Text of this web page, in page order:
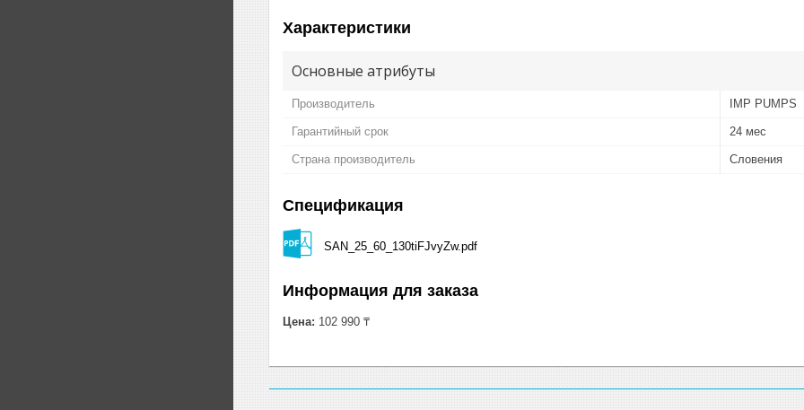
Характеристики
Основные атрибуты
Производитель IMP PUMPS
Гарантийный срок 24 мес
Страна производитель Словения
Спецификация
SAN_25_60_130tiFJvyZw.pdf
Информация для заказа
Цена: 102 990 ₸